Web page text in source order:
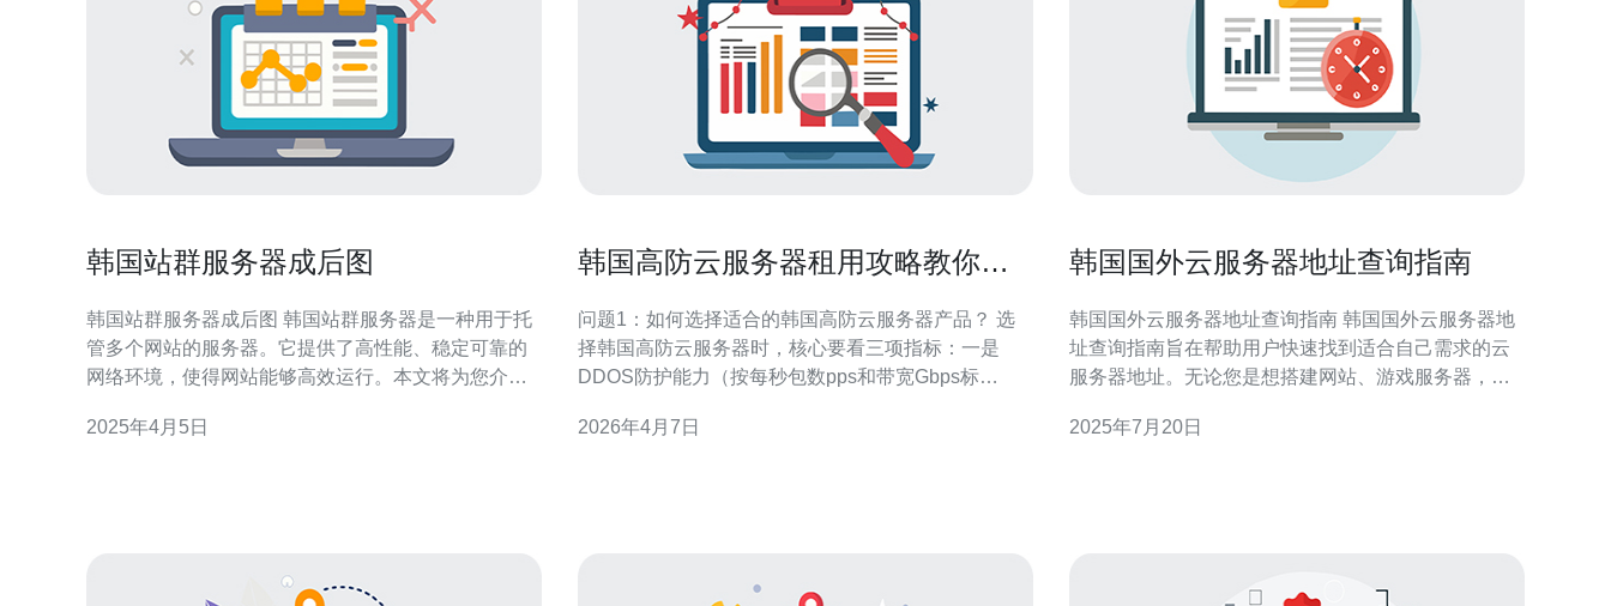
韩国站群服务器成后图
韩国站群服务器成后图 韩国站群服务器是一种用于托
管多个网站的服务器。它提供了高性能、稳定可靠的
网络环境，使得网站能够高效运行。本文将为您介绍
布式架构，具有多个节点和负载均衡功能。每个节点
2025年4月5日
韩国高防云服务器租用攻略教你如
问题1：如何选择适合的韩国高防云服务器产品？ 选
择韩国高防云服务器时，核心要看三项指标：一是
DDOS防护能力（按每秒包数pps和带宽Gbps标
络连通性（到目标用户或上游CDN的延迟）。 建议优
2026年4月7日
韩国国外云服务器地址查询指南
韩国国外云服务器地址查询指南 韩国国外云服务器地
址查询指南旨在帮助用户快速找到适合自己需求的云
服务器地址。无论您是想搭建网站、游戏服务器，还
重要。 云服务器地址是指云服务提供商在全球各地建
2025年7月20日